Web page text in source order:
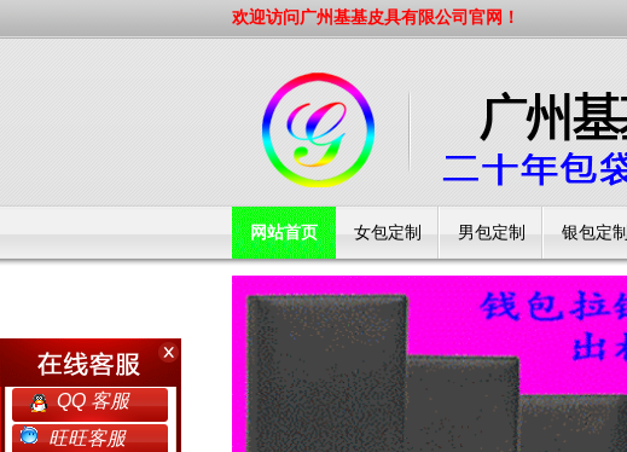
欢迎访问广州基基皮具有限公司官网！
网站首页 女包定制 男包定制 银包定制
工厂简介
QQ 客服
旺旺客服